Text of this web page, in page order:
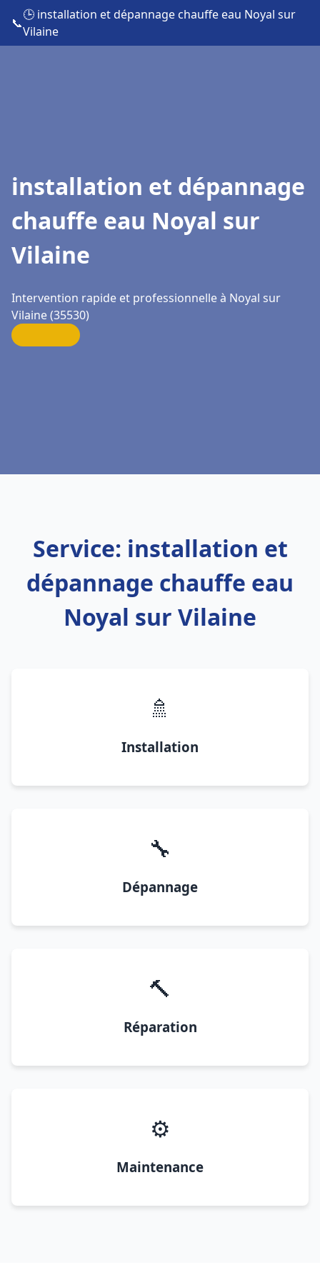
📞
🕒 installation et dépannage chauffe eau Noyal sur
Vilaine
installation et dépannage
chauffe eau Noyal sur
Vilaine
Intervention rapide et professionnelle à Noyal sur
Vilaine (35530)
Service: installation et
dépannage chauffe eau
Noyal sur Vilaine
🚿
Installation
🔧
Dépannage
🔨
Réparation
⚙️
Maintenance